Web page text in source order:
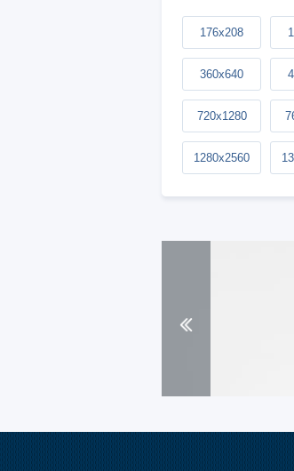
176x208
360x640
720x1280
1280x2560